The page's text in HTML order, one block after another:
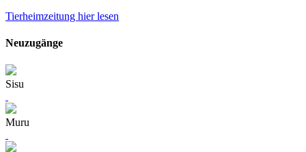
Tierheimzeitung hier lesen
Neuzugänge
Sisu
Muru